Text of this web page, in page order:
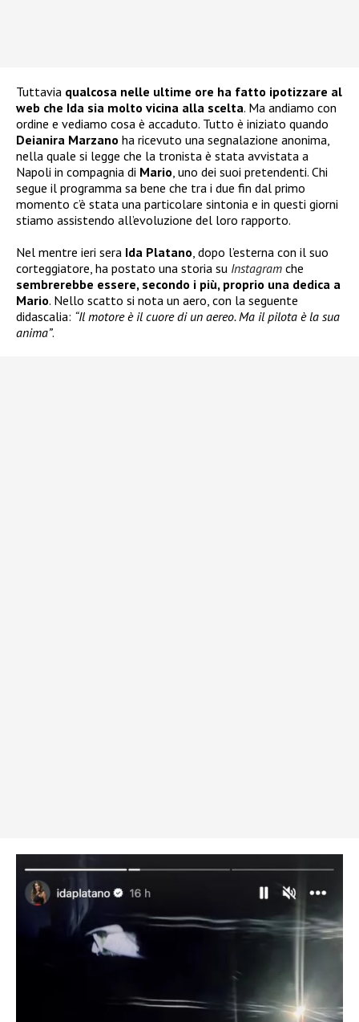
Tuttavia qualcosa nelle ultime ore ha fatto ipotizzare al
web che Ida sia molto vicina alla scelta. Ma andiamo con
ordine e vediamo cosa è accaduto. Tutto è iniziato quando
Deianira Marzano ha ricevuto una segnalazione anonima,
nella quale si legge che la tronista è stata avvistata a
Napoli in compagnia di Mario, uno dei suoi pretendenti. Chi
segue il programma sa bene che tra i due fin dal primo
momento c’è stata una particolare sintonia e in questi giorni
stiamo assistendo all’evoluzione del loro rapporto.
Nel mentre ieri sera Ida Platano, dopo l’esterna con il suo
corteggiatore, ha postato una storia su Instagram che
sembrerebbe essere, secondo i più, proprio una dedica a
Mario. Nello scatto si nota un aero, con la seguente
didascalia: “Il motore è il cuore di un aereo. Ma il pilota è la sua
anima”.